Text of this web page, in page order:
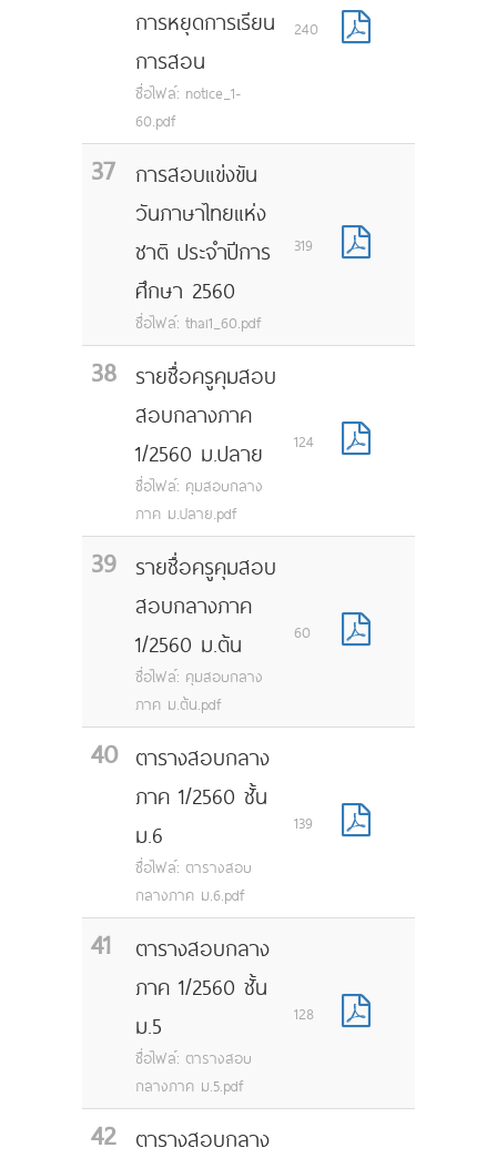
การหยุดการเรียน
การสอน
ชื่อไฟล์: notice_1-
60.pdf
240
37
การสอบแข่งขัน
วันภาษาไทยแห่ง
ชาติ ประจำปีการ
ศึกษา 2560
ชื่อไฟล์: thai1_60.pdf
319
38
รายชื่อครูคุมสอบ
สอบกลางภาค
1/2560 ม.ปลาย
ชื่อไฟล์: คุมสอบกลาง
ภาค ม.ปลาย.pdf
124
39
รายชื่อครูคุมสอบ
สอบกลางภาค
1/2560 ม.ต้น
ชื่อไฟล์: คุมสอบกลาง
ภาค ม.ต้น.pdf
60
40 ตารางสอบกลาง
ภาค 1/2560 ชั้น
ม.6
ชื่อไฟล์: ตารางสอบ
กลางภาค ม.6.pdf
139
41
ตารางสอบกลาง
ภาค 1/2560 ชั้น
ม.5
ชื่อไฟล์: ตารางสอบ
กลางภาค ม.5.pdf
128
42
ตารางสอบกลาง